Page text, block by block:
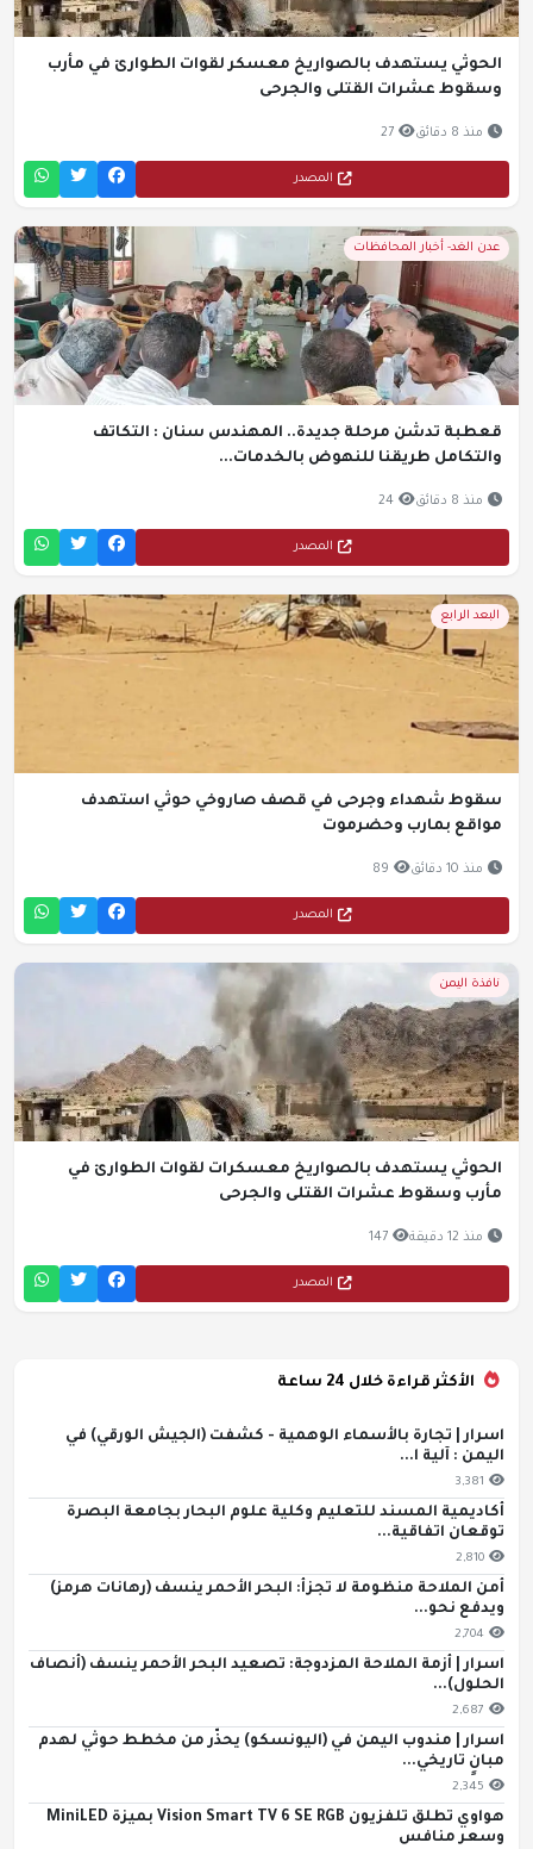
الحوثي يستهدف بالصواريخ معسكر لقوات الطوارئ في مأرب
وسقوط عشرات القتلى والجرحى
منذ 8 دقائق 27
المصدر
عدن الغد- أخبار المحافظات
قعطبة تدشن مرحلة جديدة.. المهندس سنان : التكاتف
والتكامل طريقنا للنهوض بالخدمات...
منذ 8 دقائق 24
المصدر
البعد الرابع
سقوط شهداء وجرحى في قصف صاروخي حوثي استهدف
مواقع بمارب وحضرموت
منذ 10 دقائق 89
المصدر
نافذة اليمن
الحوثي يستهدف بالصواريخ معسكرات لقوات الطوارئ في
مأرب وسقوط عشرات القتلى والجرحى
منذ 12 دقيقة 147
المصدر
الأكثر قراءة خلال 24 ساعة
اسرار | تجارة بالأسماء الوهمية - كشفت (الجيش الورقي) في
اليمن : آلية ا...
3,381
أكاديمية المسند للتعليم وكلية علوم البحار بجامعة البصرة
توقعان اتفاقية...
2,810
أمن الملاحة منظومة لا تجزأ: البحر الأحمر ينسف (رهانات هرمز)
ويدفع نحو...
2,704
اسرار | أزمة الملاحة المزدوجة: تصعيد البحر الأحمر ينسف (أنصاف
الحلول)...
2,687
اسرار | مندوب اليمن في (اليونسكو) يحذّر من مخطط حوثي لهدم
مبانٍ تاريخي...
2,345
هواوي تطلق تلفزيون Vision Smart TV 6 SE RGB بميزة MiniLED
وسعر منافس